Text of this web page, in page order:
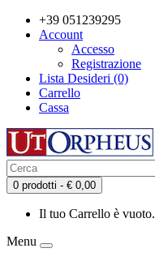
+39 051239295
Account
Accesso
Registrazione
Lista Desideri (0)
Carrello
Cassa
0 prodotti - € 0,00
Il tuo Carrello è vuoto.
Menu